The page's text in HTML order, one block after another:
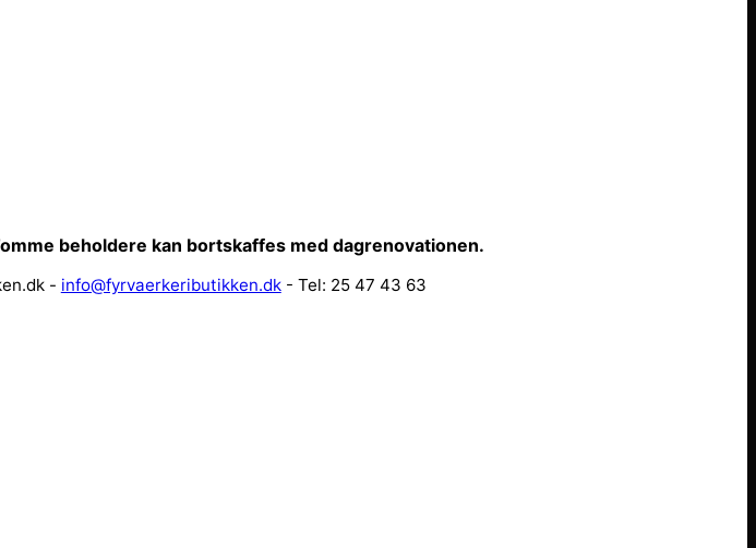
beholdere kan bortskaffes med dagrenovationen.
- info@fyrvaerkeributikken.dk- Tel: 25 47 43 63